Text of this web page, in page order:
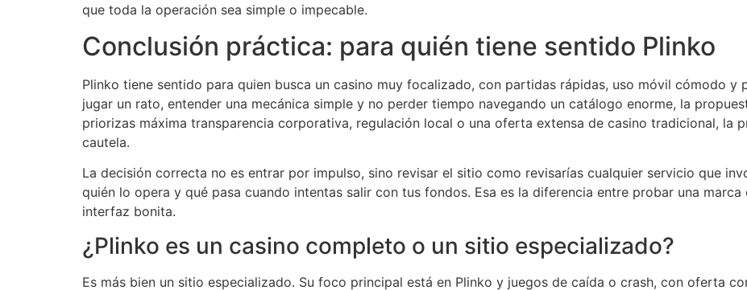
que toda la operación sea simple o impecable.
Conclusión práctica: para quién tiene sentido Plinko
Plinko tiene sentido para quien busca un casino muy focalizado, con partidas rápidas, uso móvil cómodo y
jugar un rato, entender una mecánica simple y no perder tiempo navegando un catálogo enorme, la
priorizas máxima transparencia corporativa, regulación local o una oferta extensa de casino tradicional, la
cautela.
La decisión correcta no es entrar por impulso, sino revisar el sitio como revisarías cualquier servicio que
quién lo opera y qué pasa cuando intentas salir con tus fondos. Esa es la diferencia entre probar una
interfaz bonita.
¿Plinko es un casino completo o un sitio especializado?
Es más bien un sitio especializado. Su foco principal está en Plinko y juegos de caída o crash, con oferta